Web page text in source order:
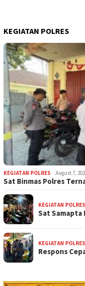
KEGIATAN POLRES
KEGIATAN POLRES August 7,
Sat Binmas Polres
KEGIATAN POLRES
Sat
KEGIATAN POLRES
Respons